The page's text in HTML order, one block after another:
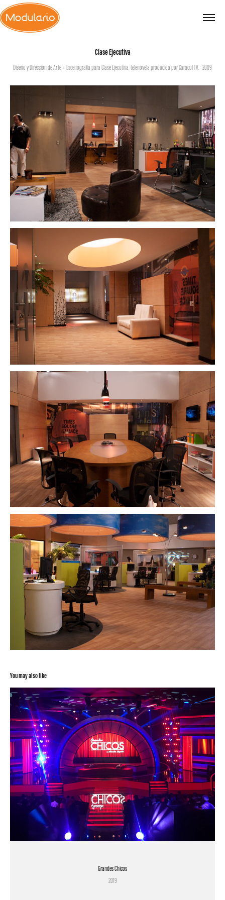
Clase Ejecutiva
Diseño y Dirección de Arte + Escenografía para Clase Ejecutiva, telenovela producida por Caracol TV. - 2009
You may also like
Grandes Chicos
2019